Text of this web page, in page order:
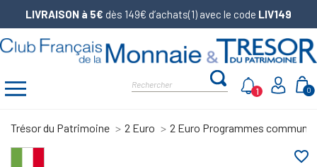
LIVRAISON à 5€ dès 149€ d’achats(1) avec le code LIV149
0
1
Trésor du Patrimoine 2 Euro 2 Euro Programmes communs
favorite_border